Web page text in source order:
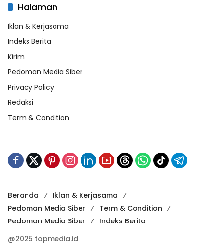
Halaman
Iklan & Kerjasama
Indeks Berita
Kirim
Pedoman Media Siber
Privacy Policy
Redaksi
Term & Condition
Beranda
Iklan & Kerjasama
Pedoman Media Siber
Term & Condition
Pedoman Media Siber
Indeks Berita
@2025 topmedia.id